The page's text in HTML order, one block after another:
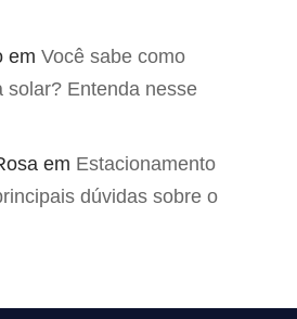
em Você sabe como
solar? Entenda nesse
em Estacionamento
dúvidas sobre o